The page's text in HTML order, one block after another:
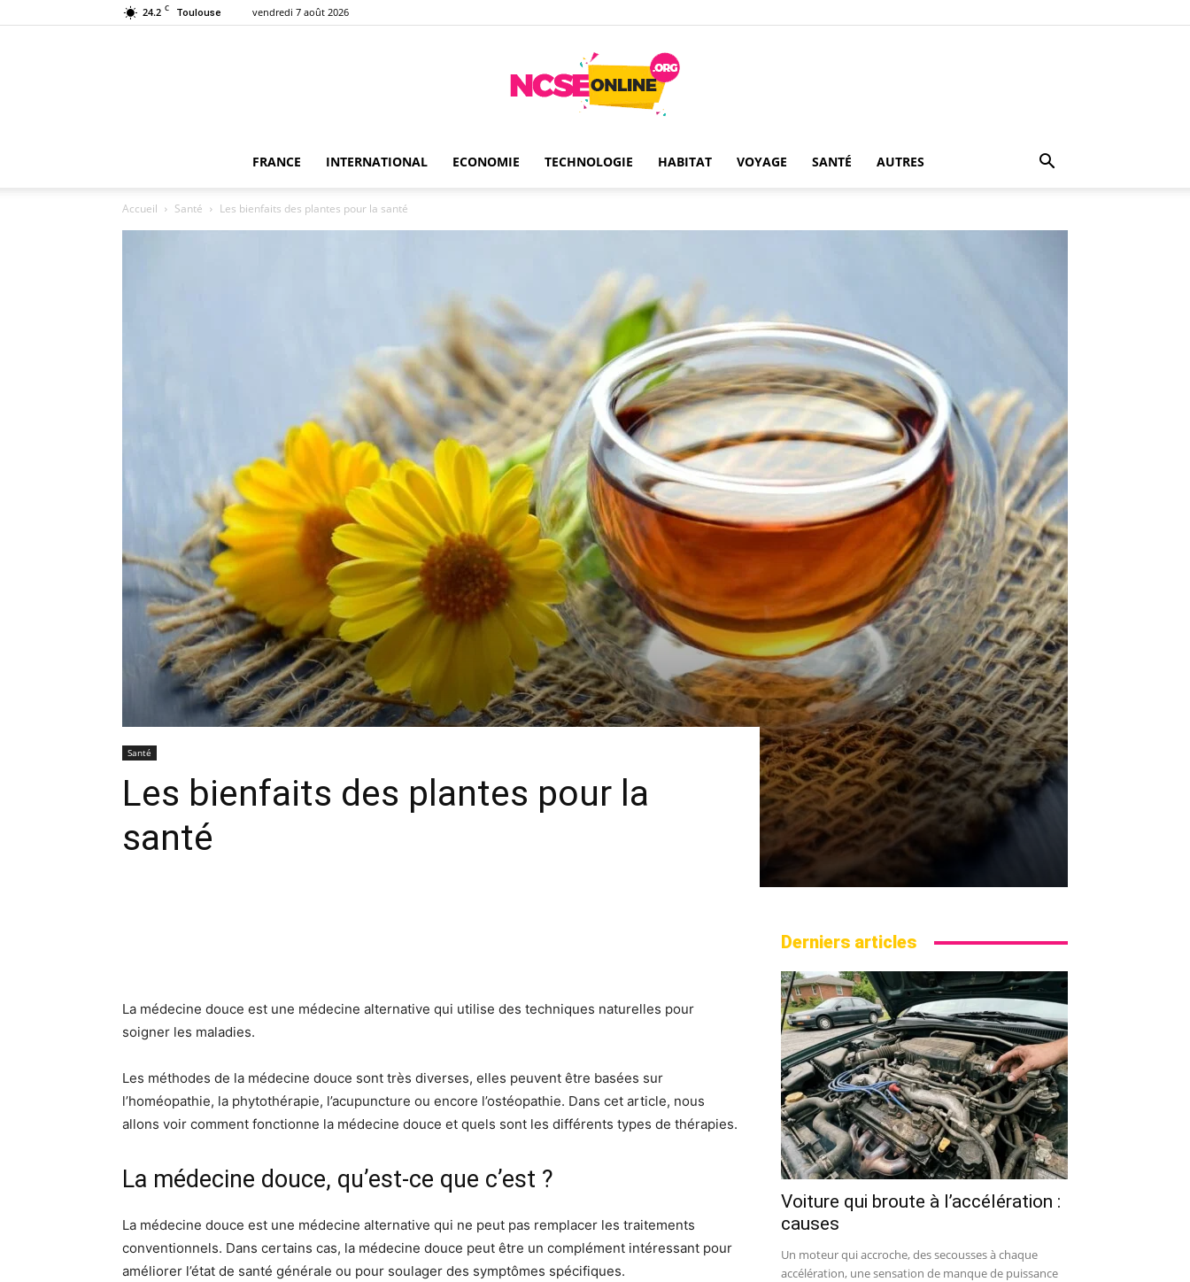
24.2 C Toulouse vendredi 7 août 2026
FRANCE INTERNATIONAL ECONOMIE TECHNOLOGIE HABITAT VOYAGE SANTÉ AUTRES
Accueil Santé Les bienfaits des plantes pour la santé
Santé
Les bienfaits des plantes pour la
santé
La médecine douce est une médecine alternative qui utilise des techniques naturelles pour
soigner les maladies.
Les méthodes de la médecine douce sont très diverses, elles peuvent être basées sur
l’homéopathie, la phytothérapie, l’acupuncture ou encore l’ostéopathie. Dans cet article, nous
allons voir comment fonctionne la médecine douce et quels sont les différents types de thérapies.
La médecine douce, qu’est-ce que c’est ?
La médecine douce est une médecine alternative qui ne peut pas remplacer les traitements
conventionnels. Dans certains cas, la médecine douce peut être un complément intéressant pour
améliorer l’état de santé générale ou pour soulager des symptômes spécifiques.
Derniers articles
Voiture qui broute à l’accélération :
causes
Un moteur qui accroche, des secousses à chaque
accélération, une sensation de manque de puissance